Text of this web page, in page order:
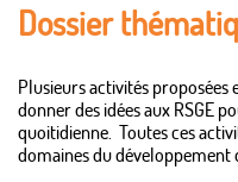
Dossier
Plusieurs activités proposées
donner des idées aux RSGE
quoitidienne. Toutes ces
domaines du développement